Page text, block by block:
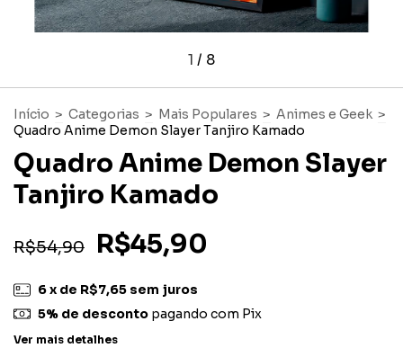
1 / 8
Início > Categorias > Mais Populares > Animes e Geek >
Quadro Anime Demon Slayer Tanjiro Kamado
Quadro Anime Demon Slayer
Tanjiro Kamado
R$54,90 R$45,90
6x de R$7,65 sem juros
5% de descontopagando com Pix
Ver mais detalhes